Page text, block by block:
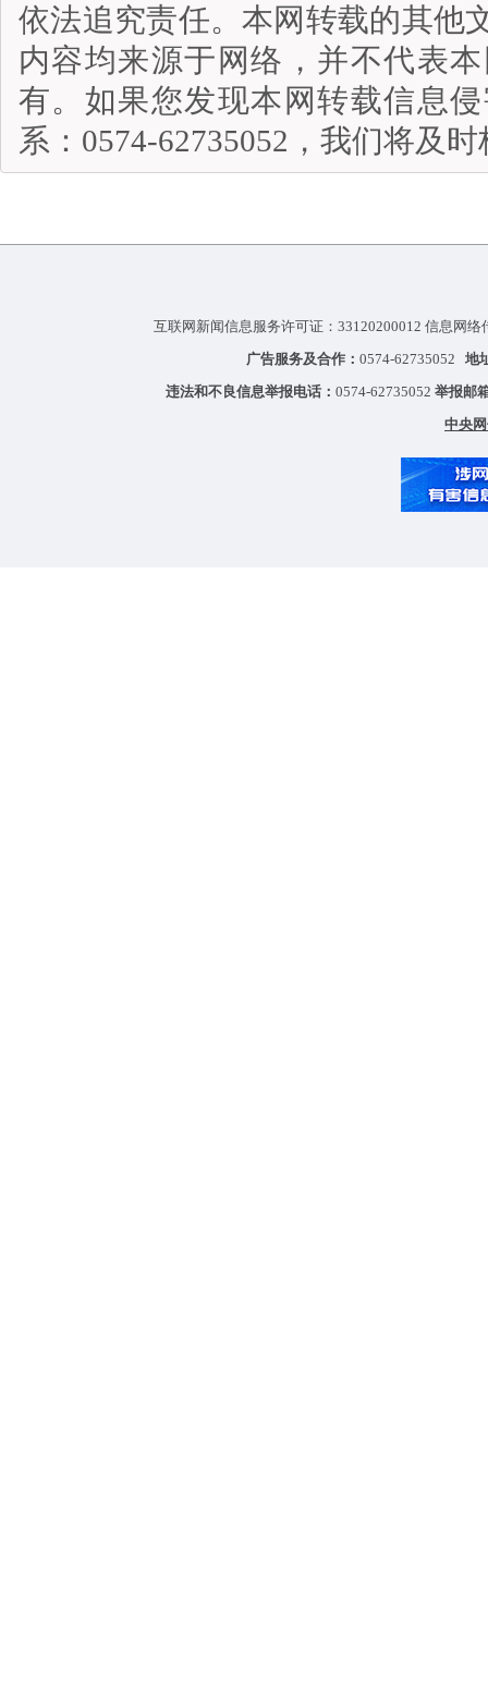
依法追究责任。本网转载的其他
内容均来源于网络，并不代表
有。如果您发现本网转载信息
系：0574-62735052，我们将及
互联网新闻信息服务许可证：33120200012 信息网
广告服务及合作： 0574-62735052 地
违法和不良信息举报电话： 0574-62735052 举报邮
中央